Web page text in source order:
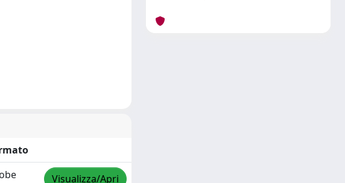
Visualizza/Apri